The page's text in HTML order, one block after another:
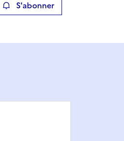
S'abonner